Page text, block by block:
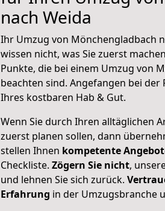
nach Weida
Ihr Umzug von Mönchengladbach
wissen nicht, was Sie zuerst
Punkte, die bei einem Umzug von
beachten sind. Angefangen bei der
Ihres kostbaren Hab & Gut.
Wenn Sie durch Ihren alltäglichen
zuerst planen sollen, dann
stellen Ihnen kompetente
Checkliste. Zögern Sie nicht,
und lehnen Sie sich zurück.
Erfahrung in der Umzugsbranche